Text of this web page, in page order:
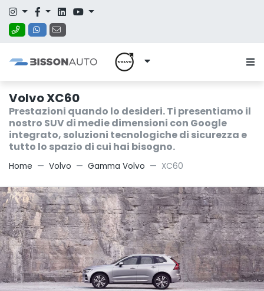
Volvo XC60
Prestazioni quando lo desideri. Ti presentiamo il
nostro SUV di medie dimensioni con Google
integrato, soluzioni tecnologiche di sicurezza e
tutto lo spazio di cui hai bisogno.
Home Volvo Gamma Volvo XC60